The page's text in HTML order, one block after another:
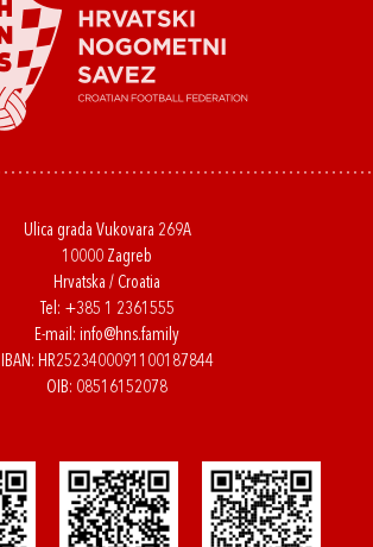
Ulica grada Vukovara 269A
10000 Zagreb
Hrvatska / Croatia
Tel: +385 1 2361555
E-mail: info@hns.family
IBAN: HR2523400091100187844
OIB: 08516152078